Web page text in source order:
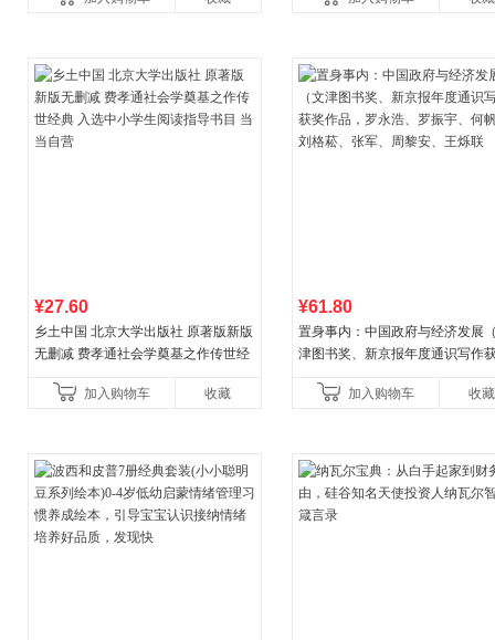
¥27.60
乡土中国 北京大学出版社 原著版新版
无删减 费孝通社会学奠基之作传世经
加入购物车 收藏
¥61.80
置身事内：中国政府与经济发展
津图书奖、新京报年度通识写作
菘、张军、周黎安、王烁联
加入购物车 收藏